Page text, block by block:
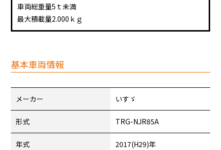
車両総重量5ｔ未満
最大積載量2.000ｋｇ
基本車両情報
メーカー いすゞ
形式 TRG-NJR85A
年式 2017(H29)年